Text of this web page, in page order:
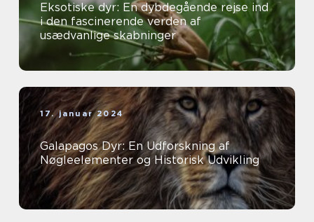
Eksotiske dyr: En dybdegående rejse ind
i den fascinerende verden af
usædvanlige skabninger
17. januar 2024
Galapagos Dyr: En Udforskning af
Nøgleelementer og Historisk Udvikling